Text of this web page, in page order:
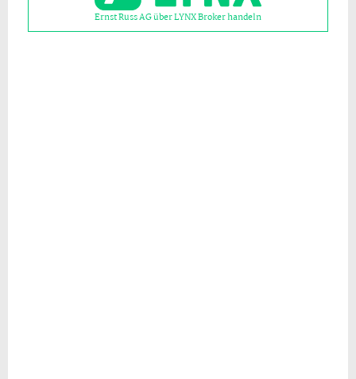
Ernst Russ AG über LYNX Broker handeln